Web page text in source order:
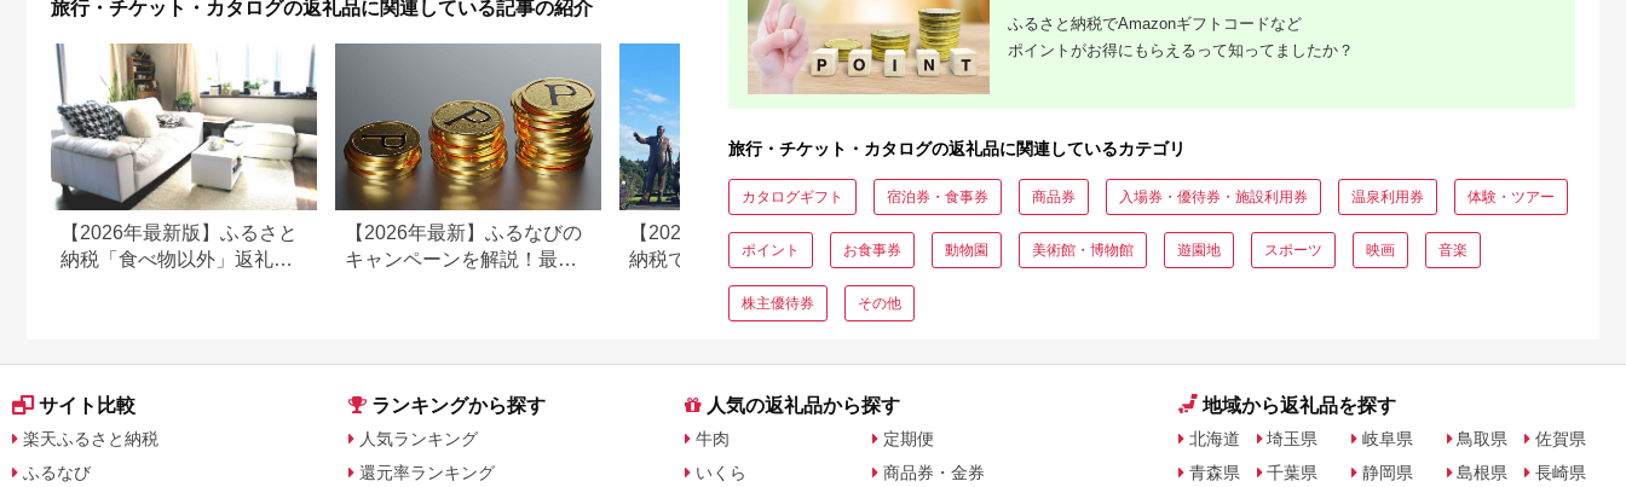
おかず 有名地元店 こ
旅行・チケット・カタログの返礼品に関連している記事の紹介
【2026年最新版】ふるさと
納税「食べ物以外」返礼品
【2026年最新】ふるなびの
キャンペーンを解説！最大
【2026年最新版】ふるさと
納税でディズニー返礼品は
もらえる？ホテル・チケッ
ト・公式グッズを徹底解説
ふるさと納税、年収いくら
で30万円寄付できる？おす
すめ返礼品も紹介
ふるさと納税でAmazonギフトコードなど
ポイントがお得にもらえるって知ってましたか？
旅行・チケット・カタログの返礼品に関連しているカテゴリ
カタログギフト 宿泊券・食事券 商品券 入場券・優待券・施設利用券 温泉利用券 体験・ツアー
ポイント お食事券 動物園 美術館・博物館 遊園地 スポーツ 映画 音楽
株主優待券 その他
サイト比較
楽天ふるさと納税
ふるなび
ランキングから探す
人気ランキング
還元率ランキング
人気の返礼品から探す
牛肉
いくら
定期便
商品券・金券
地域から返礼品を探す
北海道
青森県
埼玉県
千葉県
岐阜県
静岡県
鳥取県
島根県
佐賀県
長崎県